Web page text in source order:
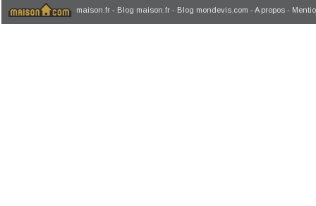
maison.fr - Blog maison.fr - Blog mondevis.com - A propos -